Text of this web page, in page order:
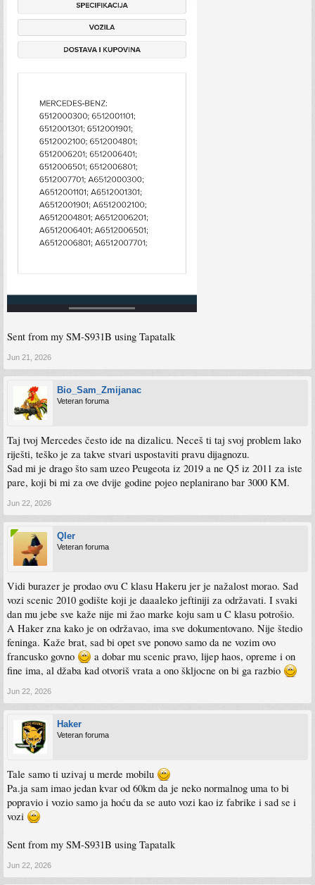
Sent from my SM-S931B using Tapatalk
Jun 21, 2026
Bio_Sam_Zmijanac
Veteran foruma
Taj tvoj Mercedes često ide na dizalicu. Neceš ti taj svoj problem lako
riješti, teško je za takve stvari uspostaviti pravu dijagnozu.
Sad mi je drago što sam uzeo Peugeota iz 2019 a ne Q5 iz 2011 za iste
pare, koji bi mi za ove dvije godine pojeo neplanirano bar 3000 KM.
Jun 22, 2026
Qler
Veteran foruma
Vidi burazer je prodao ovu C klasu Hakeru jer je nažalost morao. Sad
vozi scenic 2010 godište koji je daaaleko jeftiniji za održavati. I svaki
dan mu jebe sve kaže nije mi žao marke koju sam u C klasu potrošio.
A Haker zna kako je on održavao, ima sve dokumentovano. Nije štedio
feninga. Kaže brat, sad bi opet sve ponovo samo da ne vozim ovo
francusko govno
a dobar mu scenic pravo, lijep haos, opreme i on
fine ima, al džaba kad otvoriš vrata a ono škljocne on bi ga razbio
Jun 22, 2026
Haker
Veteran foruma
Tale samo ti uzivaj u merde mobilu
Pa.ja sam imao jedan kvar od 60km da je neko normalnog uma to bi
popravio i vozio samo ja hoću da se auto vozi kao iz fabrike i sad se i
vozi
Sent from my SM-S931B using Tapatalk
Jun 22, 2026